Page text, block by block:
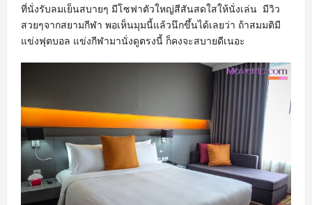
ที่นั่งรับลมเย็นสบายๆ มีโซฟาตัวใหญ่สีสันสดใสให้นั่งเล่น มีวิว
สวยๆจากสยามกีฬา พอเห็นมุมนี้แล้วนึกขึ้นได้เลยว่า ถ้าสมมติมี
แข่งฟุตบอล แข่งกีฬามานั่งดูตรงนี้ ก็คงจะสบายดีเนอะ